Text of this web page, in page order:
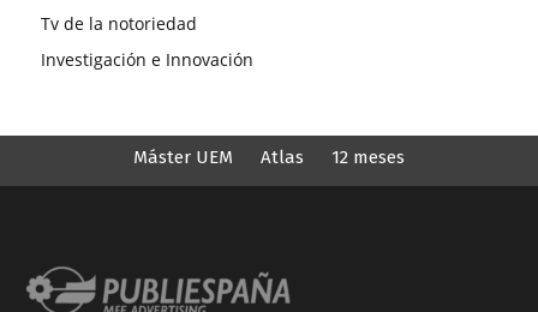
Tv de la notoriedad
Investigación e Innovación
Máster UEM Atlas 12 meses